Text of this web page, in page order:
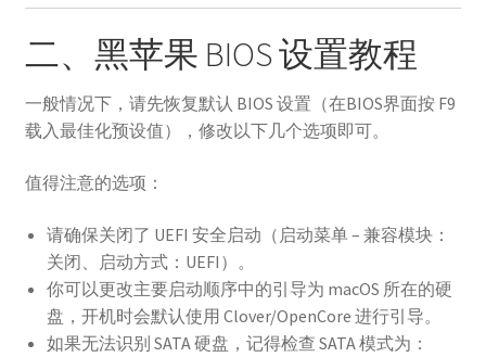
二、黑苹果 BIOS 设置教程
一般情况下，请先恢复默认 BIOS 设置（在BIOS界面按 F9
载入最佳化预设值），修改以下几个选项即可。
值得注意的选项：
请确保关闭了 UEFI 安全启动（启动菜单 – 兼容模块：
关闭、启动方式：UEFI）。
你可以更改主要启动顺序中的引导为 macOS 所在的硬
盘，开机时会默认使用 Clover/OpenCore 进行引导。
如果无法识别 SATA 硬盘，记得检查 SATA 模式为：